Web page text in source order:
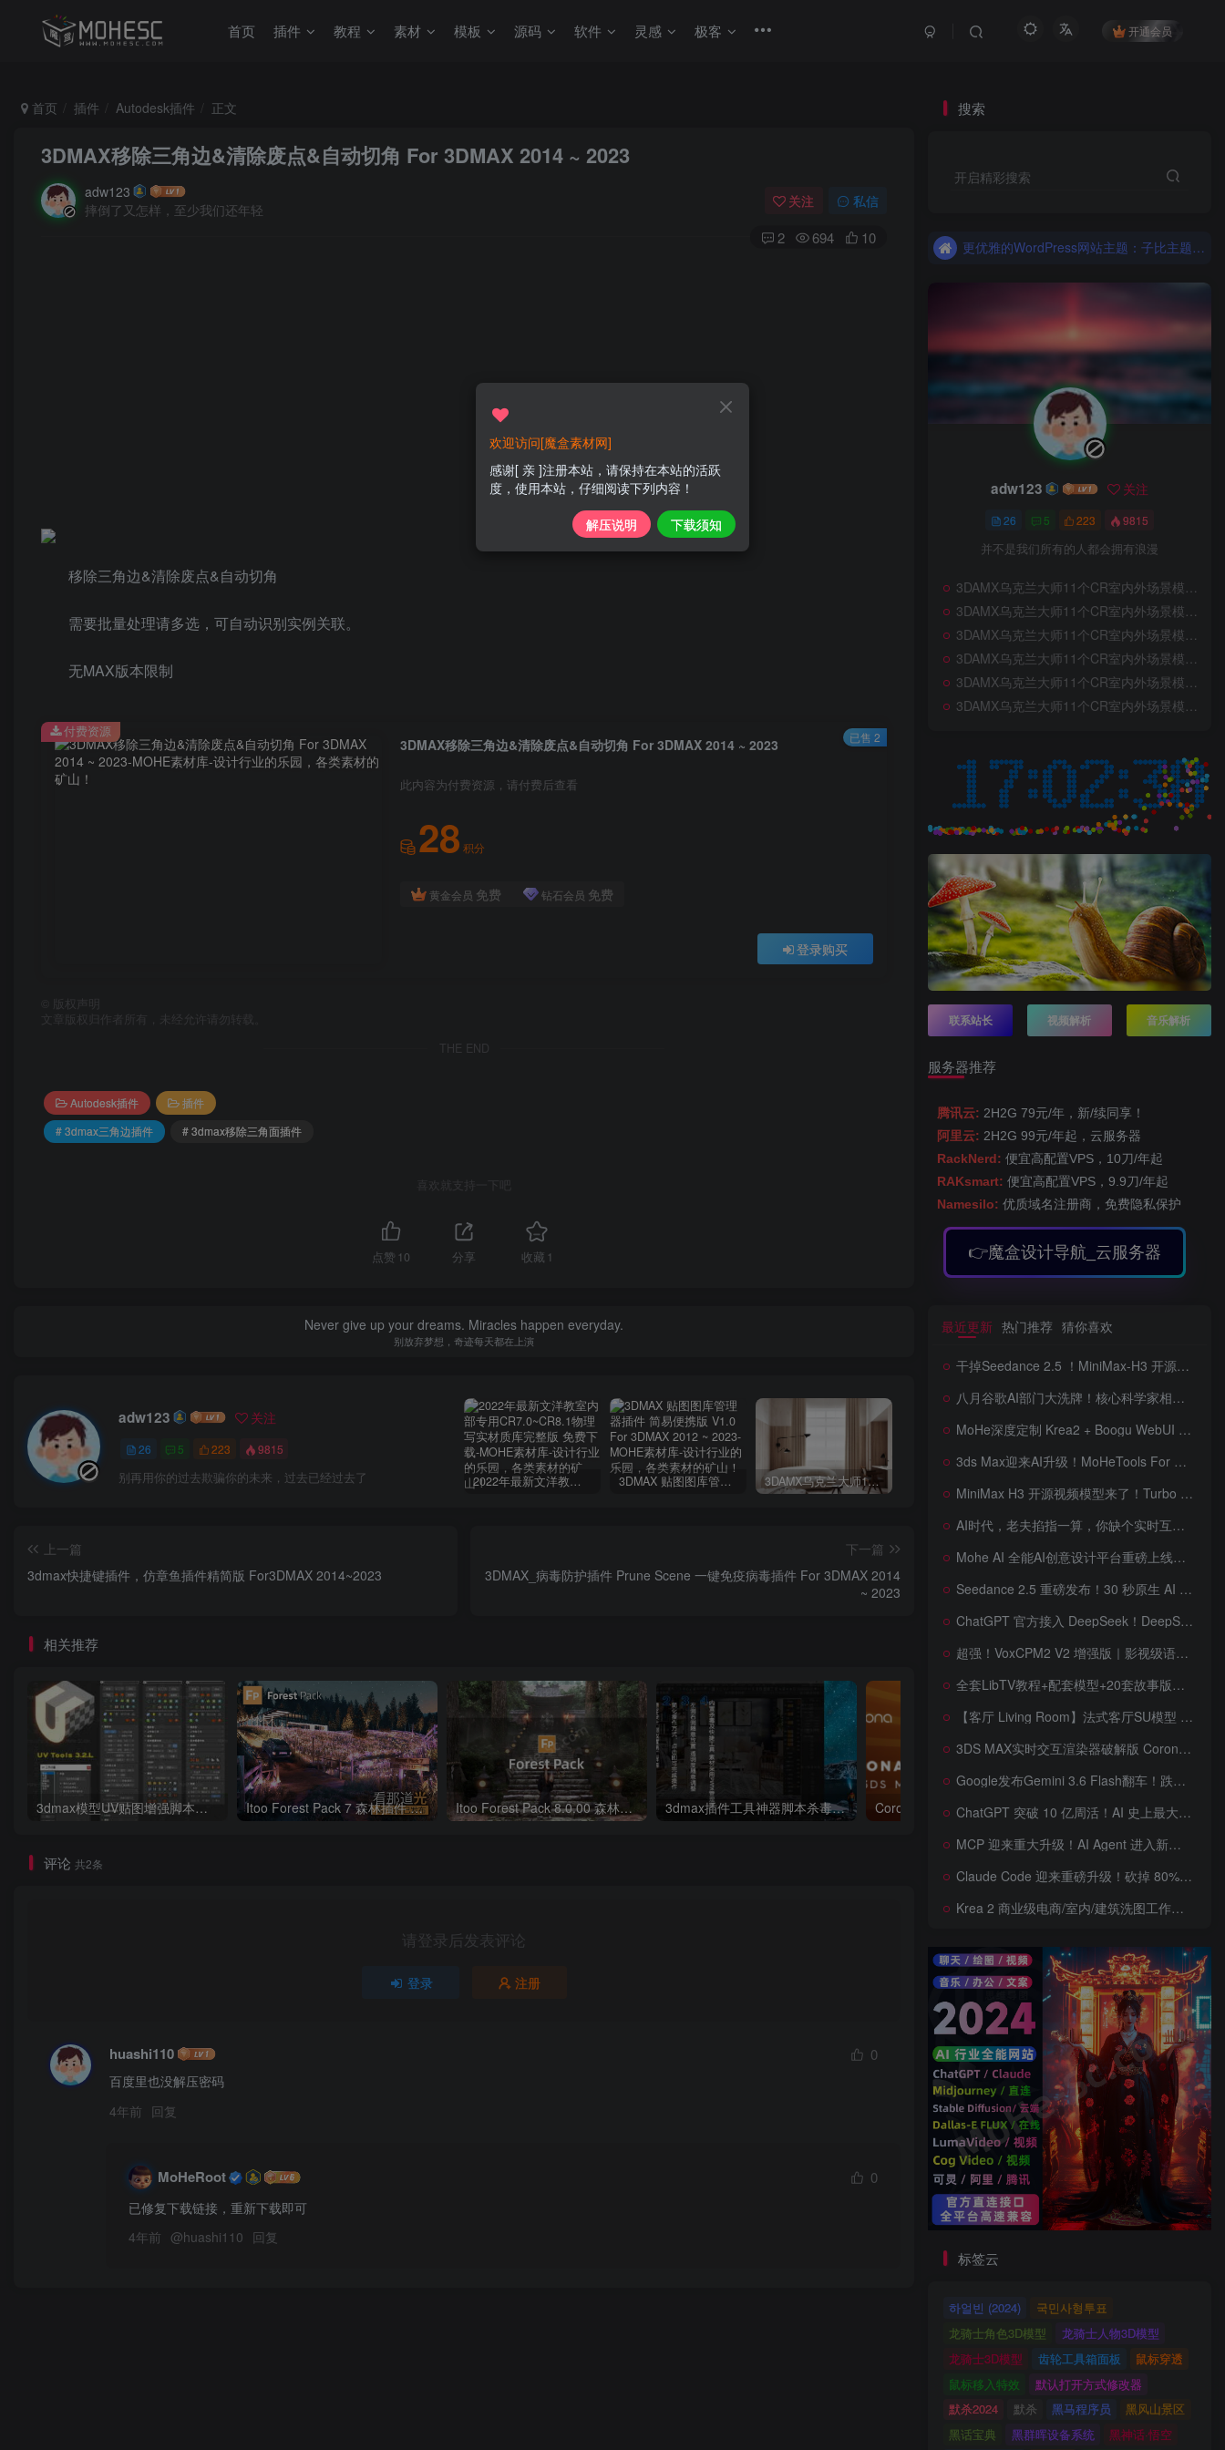
首页 插件 教程 素材 模板 源码 软件 灵感 极客 开通会员
首页 插件 Autodesk插件 正文
3DMAX移除三角边&清除废点&自动切角 For 3DMAX 2014 ~ 2023
adw123
摔倒了又怎样，至少我们还年轻
关注 私信
2 694 10
移除三角边&清除废点&自动切角
需要批量处理请多选，可自动识别实例关联。
无MAX版本限制
3DMAX移除三角边&清除废点&自动切角 For 3DMAX 2014 ~ 2023
此内容为付费资源，请付费后查看
28 积分
黄金会员 免费 钻石会员 免费
登录购买
付费资源 已售 2
版权声明
文章版权归作者所有，未经允许请勿转载。
THE END
Autodesk插件
插件
# 3dmax三角边插件
# 3dmax移除三角面插件
喜欢就支持一下吧
点赞 10 分享 收藏 1
Never give up your dreams. Miracles happen everyday.
别放弃梦想，奇迹每天都在上演
adw123 关注
26 5 223 9815
别再用你的过去欺骗你的未来，过去已经过去了 2022年最新文洋教室内部专用CR7.0~CR8.1物理写实材质库完整版 免费下载 3DMAX 贴图图库管理器插件 简易便携版 V1.0 For 3DMAX 2012 ~ 2023 3DAMX乌克兰大师11个CR室内外场景模型合集_Dubia Villa宅寂公寓模型 免费下载
上一篇
3dmax快捷键插件，仿章鱼插件精简版 For3DMAX 2014~2023
下一篇
3DMAX_病毒防护插件 Prune Scene 一键免疫病毒插件 For 3DMAX 2014
~ 2023
相关推荐
3dmax模型UV贴图增强脚本插件工具UVTools 3.2L 汉化破解版 For 3dmax2014~2023 Itoo Forest Pack 7 森林插件 For 3DSMAX 2014 ~ 2022 官方免费版 Itoo Forest Pack 8.0.00 森林植物散布插件 For 3DSMAX 2014 ~ 2024 汉化永久版 3dmax插件工具神器脚本杀毒软件3dmax一键工具脚本插件渲染工具箱自动杀毒防御 Corona Renderer 7.0 渲染器正式版发布+最新材质库+降噪包+试用补丁 新功能介绍！恐怖如斯
评论 共2条
请登录后发表评论
登录 注册
huashi110 0
百度里也没解压密码
4年前 回复
MoHeRoot 0
已修复下载链接，重新下载即可
4年前 @huashi110 回复
搜索
开启精彩搜索
更优雅的WordPress网站主题：子比主题！全面开启
更优雅的WordPress网站主题：子比主题！全面开启
adw123 关注
26 5 223 9815
并不是我们所有的人都会拥有浪漫
3DAMX乌克兰大师11个CR室内外场景模型合集_Rybalsky现代风格家装模型 免费下载
3DAMX乌克兰大师11个CR室内外场景模型合集_Ogonek奶油风女服装模型 免费下载
3DAMX乌克兰大师11个CR室内外场景模型合集_NB奶油风公寓模型 免费下载
3DAMX乌克兰大师11个CR室内外场景模型合集_Kaydashi奶油风公寓模型 免费下载
3DAMX乌克兰大师11个CR室内外场景模型合集_Dubia Villa宅寂公寓模型 免费下载
3DAMX乌克兰大师11个CR室内外场景模型合集_Dareen宅寂风公寓模型 免费下载
联系站长 视频解析 音乐解析
服务器推荐
腾讯云: 2H2G 79元/年，新/续同享！
阿里云: 2H2G 99元/年起，云服务器
RackNerd: 便宜高配置VPS，10刀/年起
RAKsmart: 便宜高配置VPS，9.9刀/年起
Namesilo: 优质域名注册商，免费隐私保护
👉魔盒设计导航_云服务器
最近更新 热门推荐 猜你喜欢
干掉Seedance 2.5 ！MiniMax-H3 开源视频模型爆火！Turbo LoRA 5倍加速，8G显卡也能跑，工作流详解，低显存也能跑出顶级画质，ComfyUI低显存部署教程来了
八月谷歌AI部门大洗牌！核心科学家相继离职后，Gemini体验反而逆袭，智商又占据大脑了，桌面版补齐网页版功能，图片/视频生成全面升级
MoHe深度定制 Krea2 + Boogu WebUI v2.0 重磅发布！专为 AI 室内设计师打造，一键切换定制工作流，彻底告别 ComfyUI 复杂节点，一键生图！
3ds Max迎来AI升级！MoHeTools For 3ds Max 2012 ~ 2026 智能工具箱插件发布，支持AI 3D建模、文生图、图生图、效果图生成，全面提升室内设计效率
MiniMax H3 开源视频模型来了！Turbo LoRA 加速最高 350%，12G 显存也能跑，本地部署教程详解
AI时代，老夫掐指一算，你缺个实时互动的 AI 赛博女友！无需 API、完全免费、实时语音互动，零延迟打造专属 AI 数字女友，附本地部署教程！
Mohe AI 全能AI创意设计平台重磅上线！一站式AI提示词词库·对话·绘画·画廊·推流AI创意神器与AIGC展示平台系统全面升级！
Seedance 2.5 重磅发布！30 秒原生 AI 视频、50 个多模态参考、原位编辑全上线，告别抽卡盲盒，AI 视频正式进入导演时代！
ChatGPT 官方接入 DeepSeek！DeepSeek V4 Flash 0731 重磅开源发布！AI 编程能力全面升级，支持识图、支持 Responses API，本地部署全攻略！
超强！VoxCPM2 V2 增强版｜影视级语音克隆，音色永久保存，文字转语音+AI声音克隆+方言 + ai语音设计+多人对话 + 字幕全搞定
全套LibTV教程+配套模型+20套故事版参考(含提示词)轻松学会AI短剧制作，全套教程走过路过不要错过想在家里赚钱的就学习起来
【客厅 Living Room】法式客厅SU模型 French-style living room SketchUp model
3DS MAX实时交互渲染器破解版 Corona Render 15 Hotfix 2 For 3ds Max 2018 ~ 2027 Win + 离线材质预设库
Google发布Gemini 3.6 Flash翻车！跌出全球智能榜前十！Google 新模型遭遇口碑争议，附个人一些使用体验——变慢/降智/弱智，Gemini现在真的是一团糟，Google版豆包！
ChatGPT 突破 10 亿周活！AI 史上最大用户奇迹背后，OpenAI 正面对一场百亿美元级商业挑战
MCP 迎来重大升级！AI Agent 进入新纪元，模型上下文协议全面重构，未来 AI 工具生态将被重新定义，AI工具接口进入倒计时开始！
Claude Code 迎来重磅升级！砍掉 80% 系统提示词一键瘦身优化，新增 /doctor 诊断命令，AI 编程效率再次提升
Krea 2 商业级电商/室内/建筑洗图工作流首次公开！三套工作流 + 三档预设 + JSON 反推，RAW、Turbo、Depth、4 倍增强一次学会
标签云
하얼빈 (2024)
국민사형투표
龙骑士角色3D模型
龙骑士人物3D模型
龙骑士3D模型
齿轮工具箱面板
鼠标穿透
鼠标移入特效
默认打开方式修改器
默杀2024
默杀 黑马程序员
黑风山景区
黑话宝典
黑群晖设备系统 黑神话·悟空
欢迎访问[魔盒素材网]
感谢[ 亲 ]注册本站，请保持在本站的活跃
度，使用本站，仔细阅读下列内容！
解压说明 下载须知